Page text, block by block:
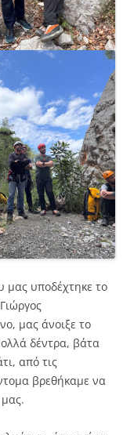
υποδέχτηκε το
μας άνοιξε το
δέντρα, βάτα
από τις
βρεθήκαμε να